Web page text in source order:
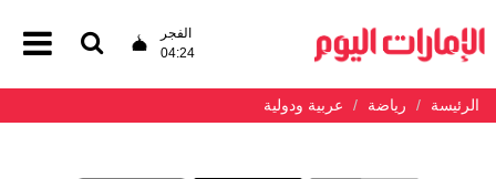
الفجر
04:24
الرئيسة رياضة عربية ودولية